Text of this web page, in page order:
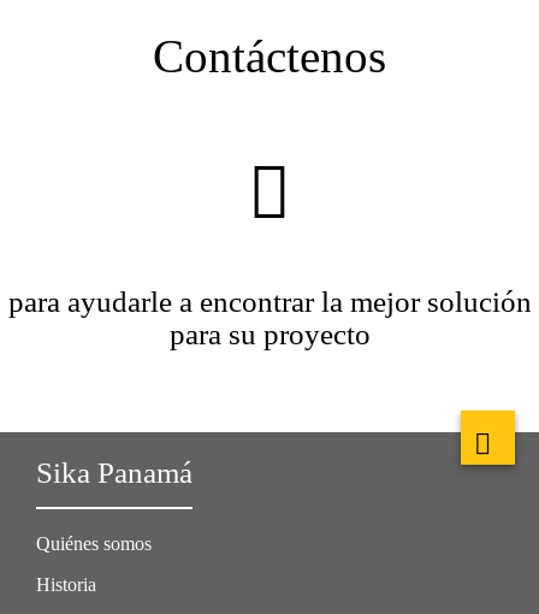
Contáctenos
para ayudarle a encontrar la mejor solución
para su proyecto
Sika Panamá
Quiénes somos
Historia